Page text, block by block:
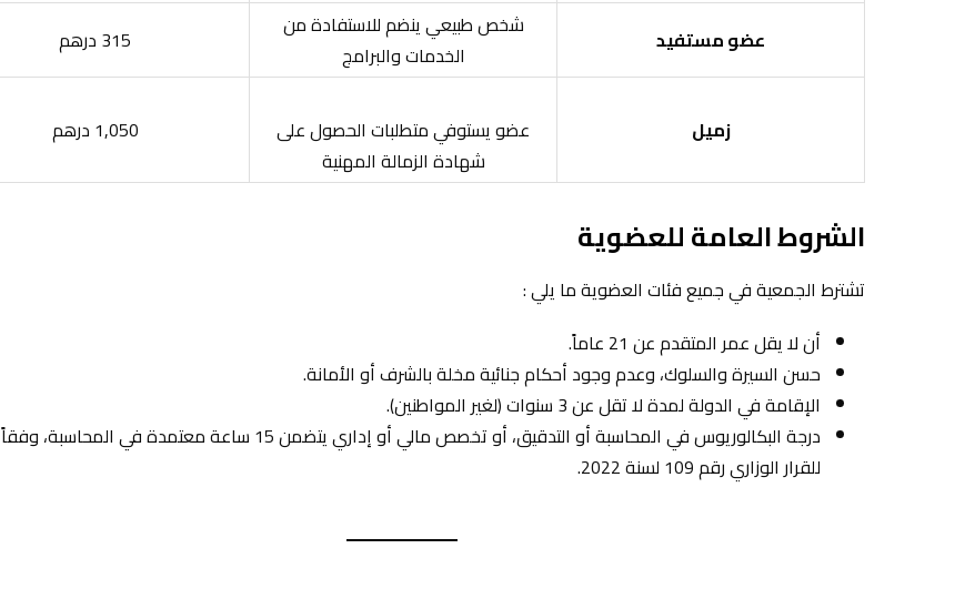
عضو مستفيد
شخص طبيعي ينضم للاستفادة من
الخدمات والبرامج
315 درهم
زميل
عضو يستوفي متطلبات الحصول على
شهادة الزمالة المهنية
1,050 درهم
الشروط العامة للعضوية
تشترط الجمعية في جميع فئات العضوية ما يلي :
أن لا يقل عمر المتقدم عن 21 عاماً.
حسن السيرة والسلوك، وعدم وجود أحكام جنائية مخلة بالشرف أو الأمانة.
الإقامة في الدولة لمدة لا تقل عن 3 سنوات (لغير المواطنين).
درجة البكالوريوس في المحاسبة أو التدقيق، أو تخصص مالي أو إداري يتضمن 15 ساعة معتمدة في المحاسبة، وفقاً
للقرار الوزاري رقم 109 لسنة 2022.